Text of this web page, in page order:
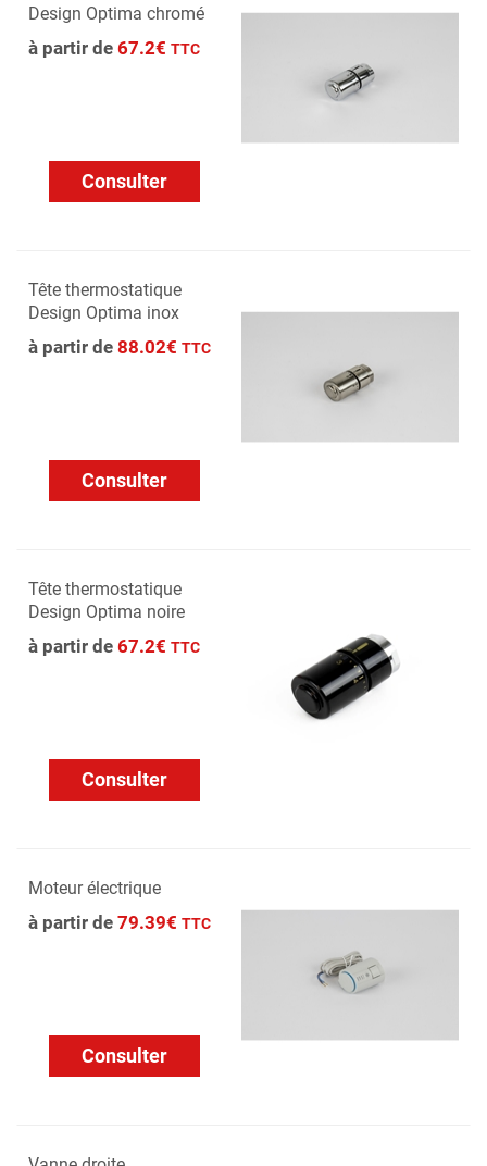
Design Optima chromé
à partir de 67.2€ TTC
Consulter
Tête thermostatique
Design Optima inox
à partir de 88.02€ TTC
Consulter
Tête thermostatique
Design Optima noire
à partir de 67.2€ TTC
Consulter
Moteur électrique
à partir de 79.39€ TTC
Consulter